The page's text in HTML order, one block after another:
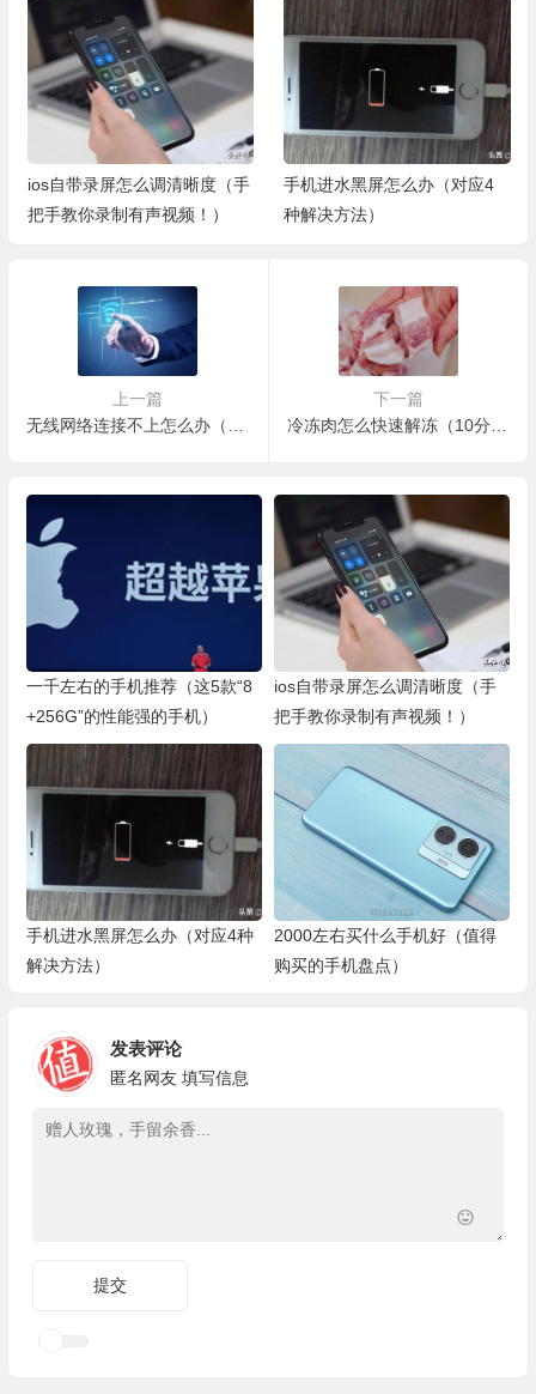
ios自带录屏怎么调清晰度（手
把手教你录制有声视频！）
手机进水黑屏怎么办（对应4
种解决方法）
上一篇
无线网络连接不上怎么办（电信师傅教你一招，瞬间搞定）
下一篇
冷冻肉怎么快速解冻（10分钟就解冻好，快速又新鲜）
一千左右的手机推荐（这5款“8
+256G”的性能强的手机）
ios自带录屏怎么调清晰度（手
把手教你录制有声视频！）
手机进水黑屏怎么办（对应4种
解决方法）
2000左右买什么手机好（值得
购买的手机盘点）
发表评论
匿名网友 填写信息